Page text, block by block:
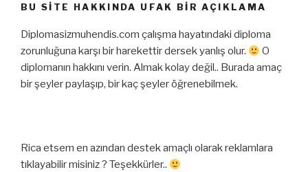
BU SITE HAKKINDA UFAK BIR AÇIKLAMA
Diplomasizmuhendis.com çalışma hayatındaki diploma
zorunluğuna karşı bir harekettir dersek yanlış olur.
O
diplomanın hakkını verin. Almak kolay değil.. Burada amaç
bir şeyler paylaşıp, bir kaç şeyler öğrenebilmek.
Rica etsem en azından destek amaçlı olarak reklamlara
tıklayabilir misiniz ? Teşekkürler..